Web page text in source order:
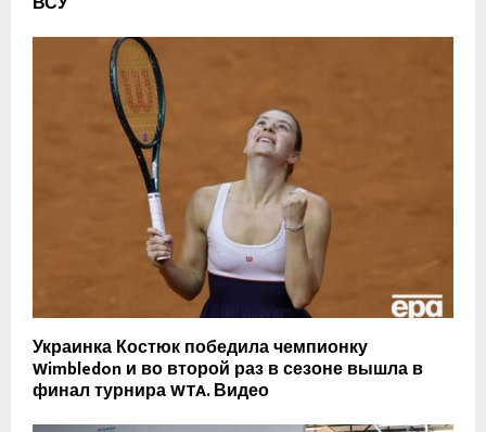
Украинка Костюк победила чемпионку
Wimbledon и во второй раз в сезоне вышла в
финал турнира WTA. Видео